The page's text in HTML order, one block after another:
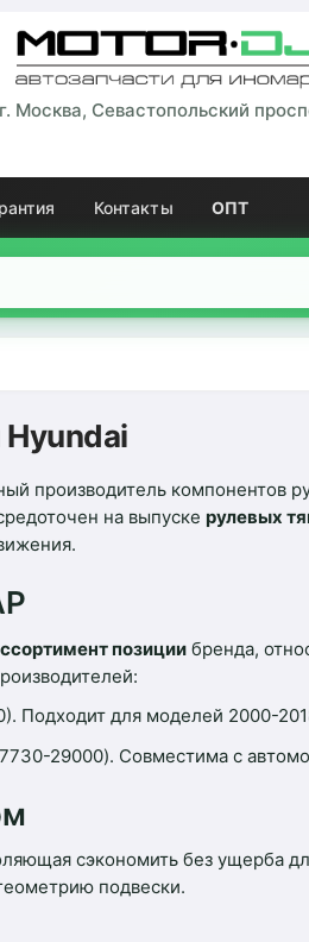
г. Москва, Севастопольский
Контакты ОПТ
Hyundai
производитель компонентов
на выпуске рулевых
позиции бренда,
Подходит для моделей 2000-
29000). Совместима с
сэкономить без ущерба
подвески.